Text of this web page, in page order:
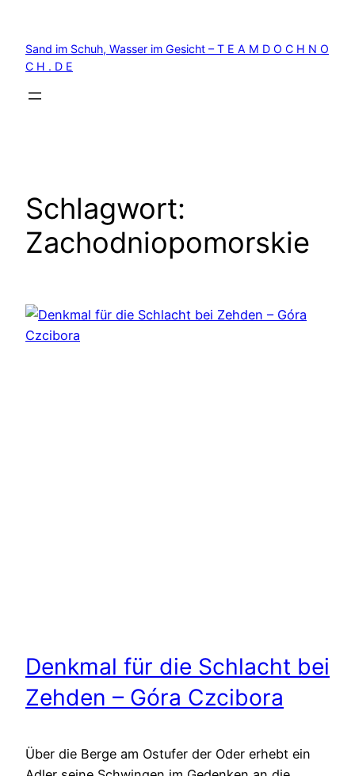
springen
Sand im Schuh, Wasser im Gesicht – T E A M D O C H N O
C H . D E
Schlagwort:
Zachodniopomorskie
Denkmal für die Schlacht bei
Zehden – Góra Czcibora
Über die Berge am Ostufer der Oder erhebt ein